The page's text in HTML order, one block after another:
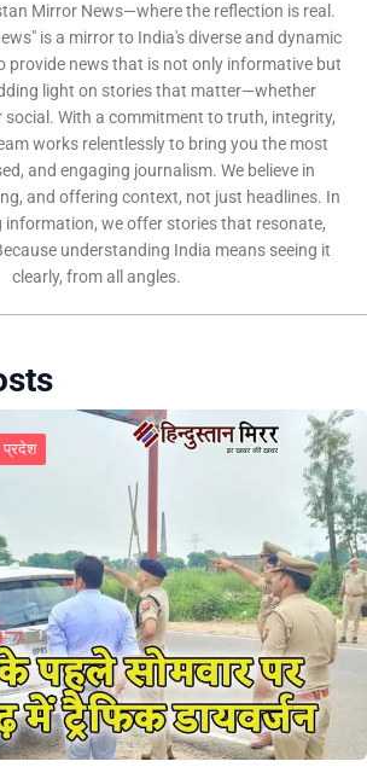
Mirror News—where the reflection is real.
is a mirror to India's diverse and dynamic
provide news that is not only informative but
light on stories that matter—whether
social. With a commitment to truth, integrity,
works relentlessly to bring you the most
and engaging journalism. We believe in
and offering context, not just headlines. In
information, we offer stories that resonate,
understanding India means seeing it
clearly, from all angles.
प्रदेश